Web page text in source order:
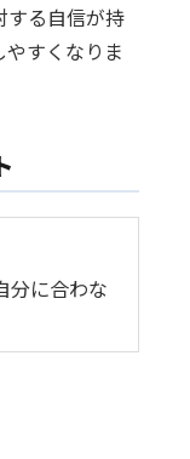
する自信が持
すくなりま
分に合わな